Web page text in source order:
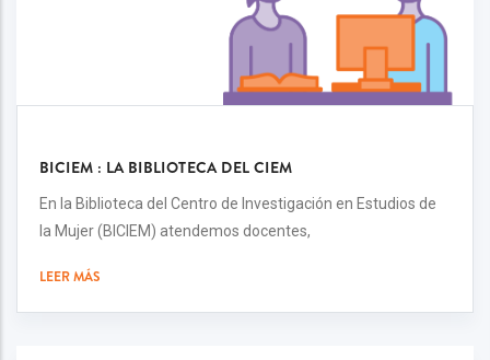
BICIEM : LA BIBLIOTECA DEL CIEM
En la Biblioteca del Centro de Investigación en Estudios de
la Mujer (BICIEM) atendemos docentes,
LEER MÁS